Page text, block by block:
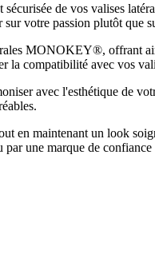
de vos valises
votre passion plutôt que
MONOKEY®, offrant
compatibilité avec vos
avec l'esthétique de
en maintenant un look
une marque de confiance